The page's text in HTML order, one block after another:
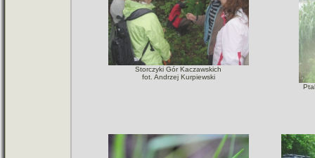
Storczyki Gór Kaczawskich
fot. Andrzej Kurpiewski